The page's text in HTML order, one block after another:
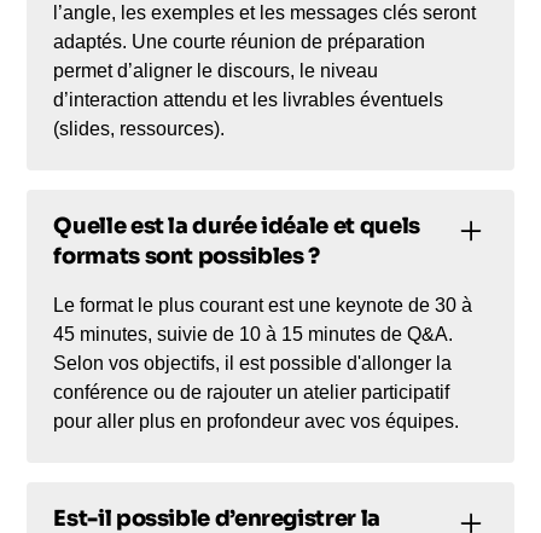
l’angle, les exemples et les messages clés seront
adaptés. Une courte réunion de préparation
permet d’aligner le discours, le niveau
d’interaction attendu et les livrables éventuels
(slides, ressources).
Quelle est la durée idéale et quels
formats sont possibles ?
Le format le plus courant est une keynote de 30 à
45 minutes, suivie de 10 à 15 minutes de Q&A.
Selon vos objectifs, il est possible d'allonger la
conférence ou de rajouter un atelier participatif
pour aller plus en profondeur avec vos équipes.
Est-il possible d’enregistrer la